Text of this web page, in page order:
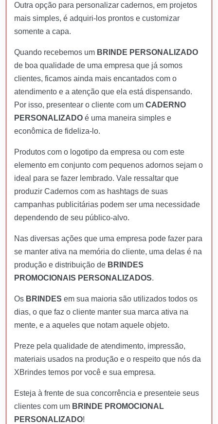
Outra opção para personalizar cadernos, em projetos
mais simples, é adquiri-los prontos e customizar
somente a capa.
Quando recebemos um BRINDE PERSONALIZADO
de boa qualidade de uma empresa que já somos
clientes, ficamos ainda mais encantados com o
atendimento e a atenção que ela está dispensando.
Por isso, presentear o cliente com um CADERNO
PERSONALIZADO é uma maneira simples e
econômica de fideliza-lo.
Produtos com o logotipo da empresa ou com este
elemento em conjunto com pequenos adornos sejam o
ideal para se fazer lembrado. Vale ressaltar que
produzir Cadernos com as hashtags de suas
campanhas publicitárias podem ser uma necessidade
dependendo de seu público-alvo.
Nas diversas ações que uma empresa pode fazer para
se manter ativa na memória do cliente, uma delas é na
produção e distribuição de BRINDES
PROMOCIONAIS PERSONALIZADOS.
Os BRINDES em sua maioria são utilizados todos os
dias, o que faz o cliente manter sua marca ativa na
mente, e a aqueles que notam aquele objeto.
Preze pela qualidade de atendimento, impressão,
materiais usados na produção e o respeito que nós da
XBrindes temos por você e sua empresa.
Esteja à frente de sua concorrência e presenteie seus
clientes com um BRINDE PROMOCIONAL
PERSONALIZADO!